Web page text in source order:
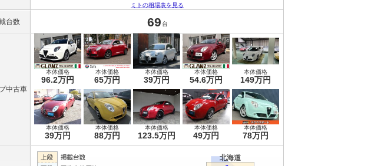
ミトの相場表を見る
台数 69 台
中古車
本体価格
96.2万円
本体価格
65万円
本体価格
39万円
本体価格
54.6万円
本体価格
149万円
本体価格
39万円
本体価格
88万円
本体価格
123.5万円
本体価格
49万円
本体価格
78万円
北海道